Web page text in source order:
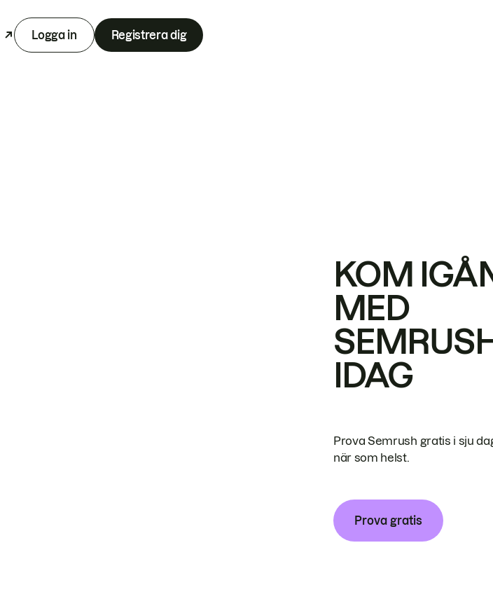
Logga in Registrera dig
KOM
MED
IDAG
Prova Semrush gratis i sju
när som helst.
Prova gratis